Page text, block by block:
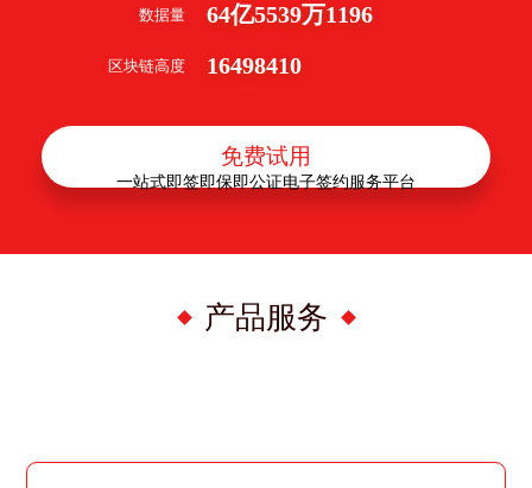
数据量 64亿5539万1196
区块链高度 16498410
免费试用
产品服务
一站式即签即保即公证电子签约服务平台